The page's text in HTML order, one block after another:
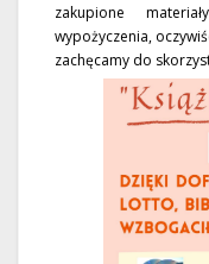
zakupione
wypożyczenia,
zachęcamy do